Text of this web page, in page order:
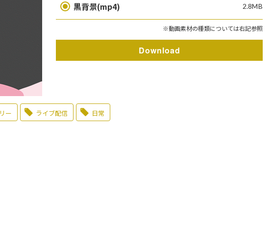
黒背景(mp4) 2.8MB
※動画素材の種類については右記参照
Download
ー ライブ配信 日常